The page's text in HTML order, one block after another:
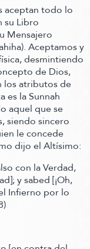
aceptan todo lo
su Libro
Mensajero
. Aceptamos y
desmintiendo
de Dios,
los atributos de
es la Sunnah
aquel que se
siendo sincero
le concede
dijo el Altísimo:
con la Verdad,
; y sabed[¡Oh,
Infierno por lo